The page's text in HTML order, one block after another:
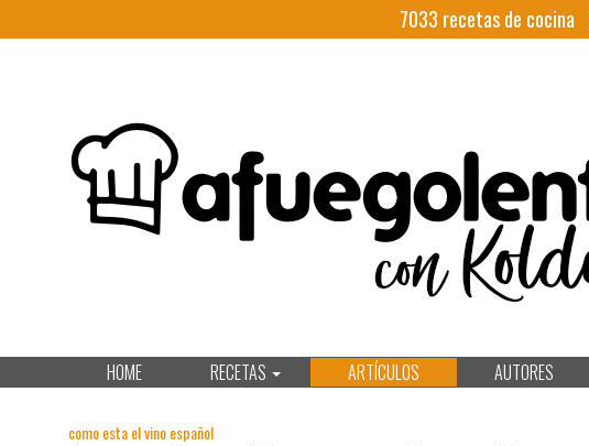
7033 recetas de cocina
HOME RECETAS ARTÍCULOS AUTORES
como esta el vino español